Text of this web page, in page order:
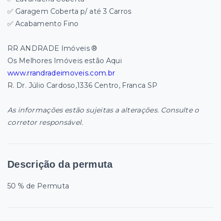
✅ Garagem Coberta p/ até 3 Carros
✅ Acabamento Fino
RR ANDRADE Imóveis ®
Os Melhores Imóveis estão Aqui
www.rrandradeimoveis.com.br
R. Dr. Júlio Cardoso,1336 Centro, Franca SP
As informações estão sujeitas a alterações. Consulte o
corretor responsável.
Descrição da permuta
50 % de Permuta